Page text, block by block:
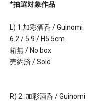
*抽選対象作品
L) 1.加彩酒呑 / Guinomi
6.2 / 5.9 / H5.5cm
箱無 / No box
売約済 / Sold
R) 2. 加彩酒呑 / Guinomi